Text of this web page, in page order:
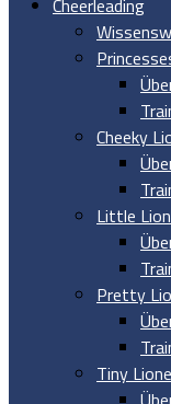
Cheerleading
Cheeky
Little
Pretty
Tiny